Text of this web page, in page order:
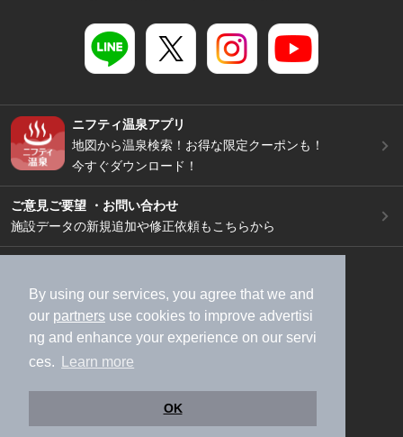
By using our services, you agree that we and
our partners use cookies to improve advertisi
ng and enhance your experience on our servi
ces.
Learn more
OK
ニフティ温泉アプリ
地図から温泉検索！お得な限定クーポンも！
今すぐダウンロード！
ご意見ご要望 ・お問い合わせ
施設データの新規追加や修正依頼もこちらから
加盟店募集（資料請求）
広告出稿のご案内
利用規約
ライフスタイルMEMBERS+規約
特定商取引法に基づく表記
ヘルプ
採用情報
運営会社